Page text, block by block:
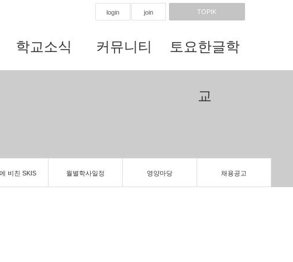
login join TOPIK
학교소식 커뮤니티 토요한글학
교
비친 SKIS 월별학사일정 영양마당 채용공고